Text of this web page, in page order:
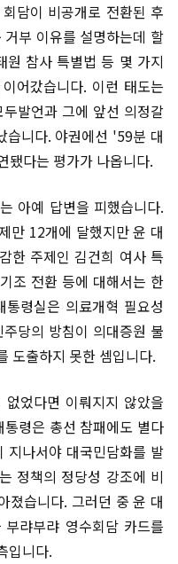
담이 비공개로 전환된 후
부 이유를 설명하는데 할
원 참사 특별법 등 몇 가지
어갔습니다. 이런 태도는
발언과 그에 앞선 의정갈
습니다. 야권에선 '59분 대
됐다는 평가가 나옵니다.
아예 답변을 피했습니다.
만 12개에 달했지만 윤 대
한 주제인 김건희 여사 특
조 전환 등에 대해서는 한
령실은 의료개혁 필요성
당의 방침이 의대증원 불
도출하지 못한 셈입니다.
었다면 이뤄지지 않았을
령은 총선 참패에도 별다
지나서야 대국민담화를 발
정책의 정당성 강조에 비
졌습니다. 그러던 중 윤 대
랴부랴 영수회담 카드를
입니다.